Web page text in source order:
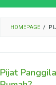
HOMEPAGE /
Pijat